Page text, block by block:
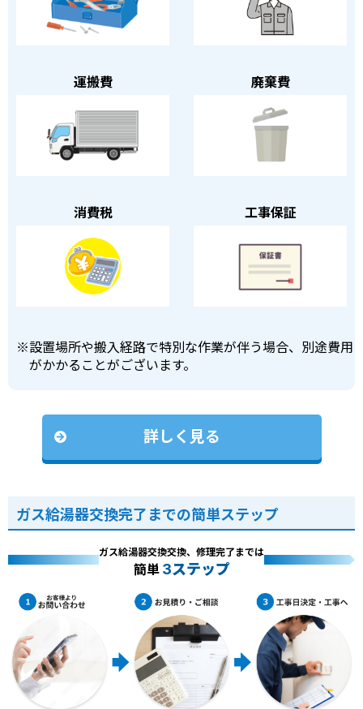
運搬費 廃棄費
消費税 工事保証
※設置場所や搬入経路で特別な作業が伴う場合、別途費用
がかかることがございます。
詳しく見る
ガス給湯器交換完了までの簡単ステップ
ガス給湯器交換交換、修理完了までは
簡単 3ステップ